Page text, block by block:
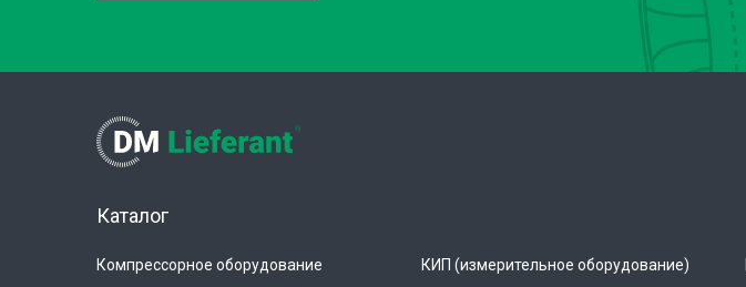
Каталог
Компрессорное оборудование
КИП (измерительное оборудование)